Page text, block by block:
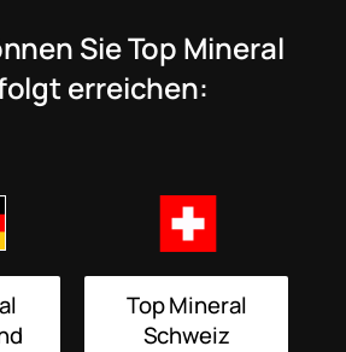
Sie Top Mineral
erreichen:
Top Mineral
Schweiz